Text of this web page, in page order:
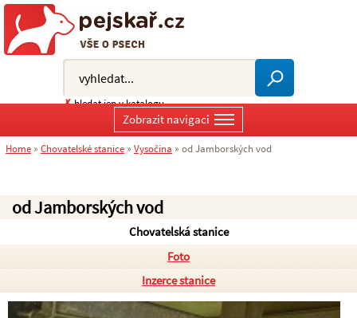
od Jamborských vod
Chovatelská stanice
Foto
Inzerce stanice
✗hledat jen v katalogu
Zobrazit navigaci
Home » Chovatelské stanice » Vysočina » od Jamborských vod